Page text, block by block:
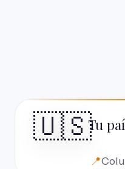
🇺🇸Tu
📍